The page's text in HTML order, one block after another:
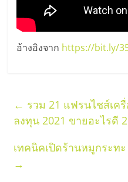
ไว,
ลงทุน
และ
สา
ขา
อ้างอิงจาก https://bit.ly/
← รวม 21 แฟรนไชส์เค
ลงทุน 2021 ขายอะไรดี
เทคนิคเปิดร้านหมูกระท
→